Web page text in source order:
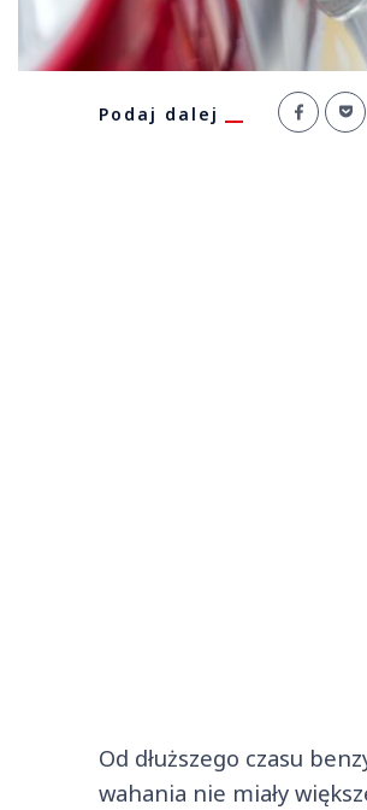
Podaj dalej
Od dłuższego czasu
wahania nie miały